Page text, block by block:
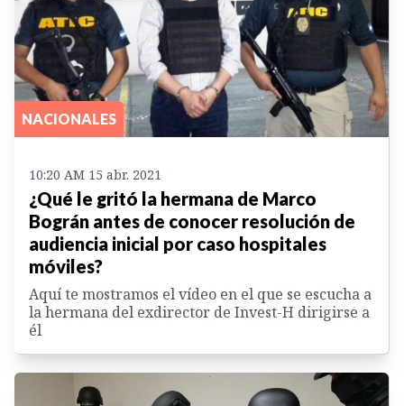
NACIONALES
10:20 AM 15 abr. 2021
¿Qué le gritó la hermana de Marco
Bográn antes de conocer resolución de
audiencia inicial por caso hospitales
móviles?
Aquí te mostramos el vídeo en el que se escucha a
la hermana del exdirector de Invest-H dirigirse a
él